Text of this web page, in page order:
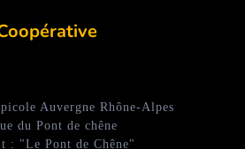
Auvergne Rhône-Alpes
du Pont de chêne
: "Le Pont de Chêne"